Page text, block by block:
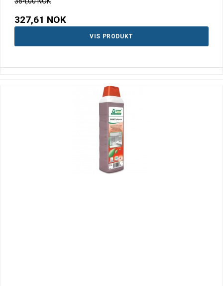
327,61 NOK
VIS PRODUKT